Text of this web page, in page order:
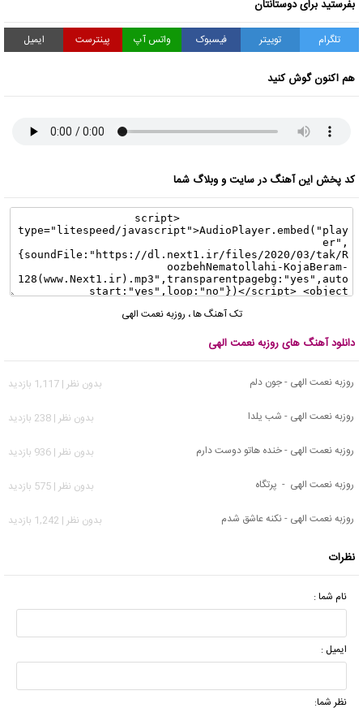
بفرستید برای دوستانتان
تلگرام توییتر فیسبوک واتس آپ پینترست ایمیل
هم اکنون گوش کنید
کد پخش این آهنگ در سایت و وبلاگ شما
تک آهنگ ها، روزبه نعمت الهی
دانلود آهنگ های روزبه نعمت الهی
روزبه نعمت الهی - جون دلم
بدون نظر | 1,117 بازدید
روزبه نعمت الهی - ﺷﺐ ﻳﻠﺪا
بدون نظر | 238 بازدید
روزبه نعمت الهی - خنده هاتو دوست دارم
بدون نظر | 936 بازدید
روزبه نعمت الهی - پرتگاه
بدون نظر | 575 بازدید
روزبه نعمت الهی - نکنه عاشق شدم
بدون نظر | 1,242 بازدید
نظرات
نام شما :
ایمیل :
نظر شما: